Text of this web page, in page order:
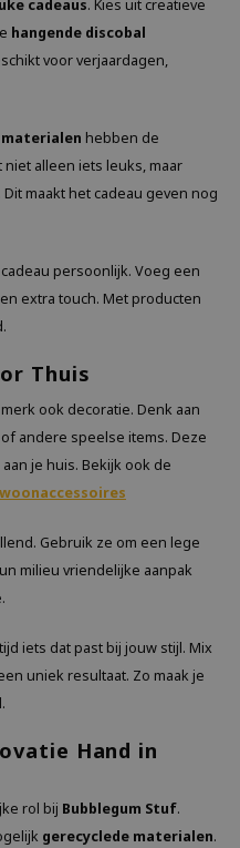
cadeaus. Kies uit creatieve
hangende discobal
voor verjaardagen,
hebben de
niet alleen iets leuks, maar
maakt het cadeau geven nog
persoonlijk. Voeg een
extra touch. Met producten
Thuis
ook decoratie. Denk aan
of andere speelse items. Deze
je huis. Bekijk ook de
woonaccessoires
Gebruik ze om een lege
milieu vriendelijke aanpak
iets dat past bij jouw stijl. Mix
uniek resultaat. Zo maak je
Hand in
rol bij Bubblegum Stuf.
gerecyclede materialen.